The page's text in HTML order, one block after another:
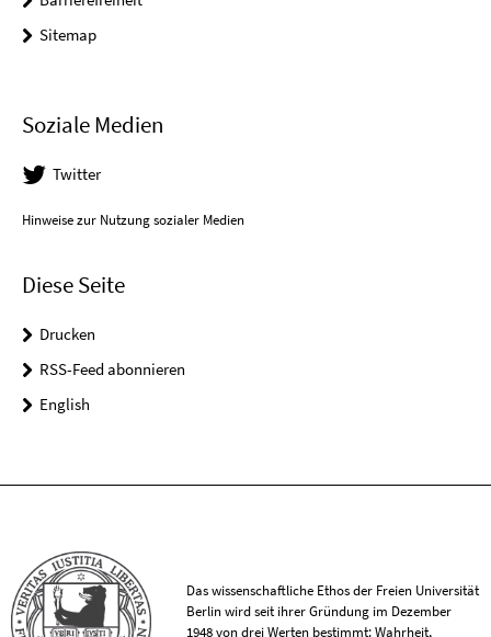
Sitemap
Soziale Medien
Twitter
Hinweise zur Nutzung sozialer Medien
Diese Seite
Drucken
RSS-Feed abonnieren
English
Das wissenschaftliche Ethos der Freien Universität
Berlin wird seit ihrer Gründung im Dezember
1948 von drei Werten bestimmt: Wahrheit,